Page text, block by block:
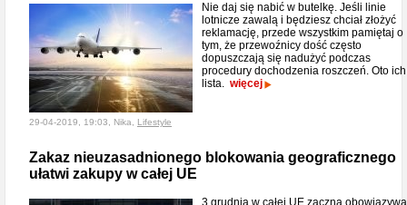
Nie daj się nabić w butelkę. Jeśli linie
lotnicze zawalą i będziesz chciał złożyć
reklamację, przede wszystkim pamiętaj o
tym, że przewoźnicy dość często
dopuszczają się nadużyć podczas
procedury dochodzenia roszczeń. Oto ich
lista. więcej
29-04-2019, 19:03, Nika, Lifestyle
Zakaz nieuzasadnionego blokowania geograficznego
ułatwi zakupy w całej UE
3 grudnia w całej UE zaczną